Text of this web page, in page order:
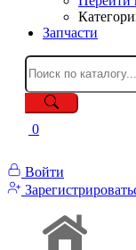
Запчасти
0
Войти